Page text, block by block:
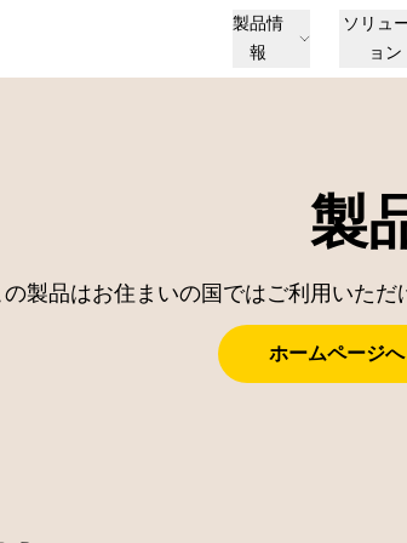
製品情
報
ソリュ
ョン
製
の製品はお住まいの国ではご利用いた
ホームページへ